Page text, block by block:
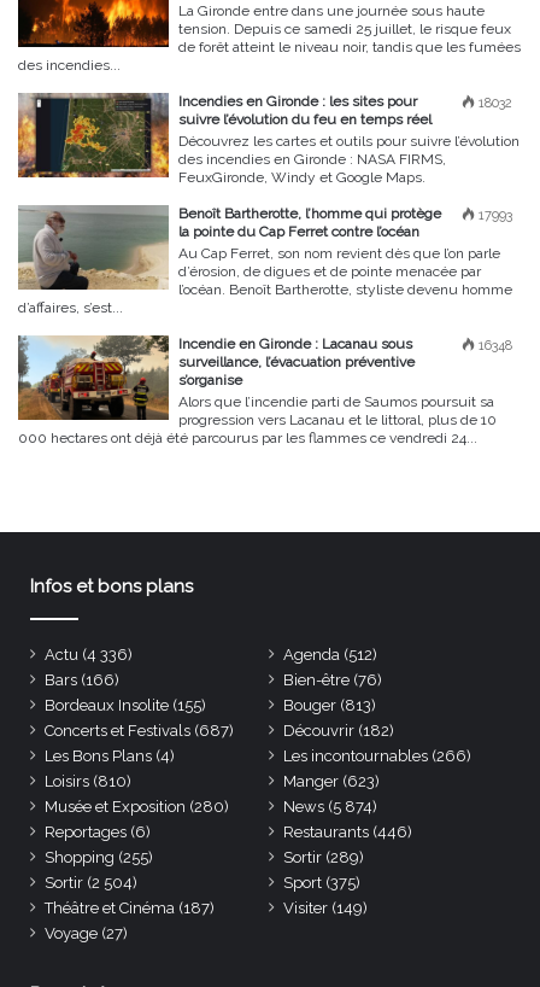
La Gironde entre dans une journée sous haute
tension. Depuis ce samedi 25 juillet, le risque feux
de forêt atteint le niveau noir, tandis que les fumées
des incendies...
18032
Incendies en Gironde : les sites pour
suivre l’évolution du feu en temps réel
Découvrez les cartes et outils pour suivre l’évolution
des incendies en Gironde : NASA FIRMS,
FeuxGironde, Windy et Google Maps.
17993
Benoît Bartherotte, l’homme qui protège
la pointe du Cap Ferret contre l’océan
Au Cap Ferret, son nom revient dès que l’on parle
d’érosion, de digues et de pointe menacée par
l’océan. Benoît Bartherotte, styliste devenu homme
d’affaires, s’est...
16348
Incendie en Gironde : Lacanau sous
surveillance, l’évacuation préventive
s’organise
Alors que l’incendie parti de Saumos poursuit sa
progression vers Lacanau et le littoral, plus de 10
000 hectares ont déjà été parcourus par les flammes ce vendredi 24...
Infos et bons plans
Actu (4 336) Agenda (512)
Bars (166) Bien-être (76)
Bordeaux Insolite (155) Bouger (813)
Concerts et Festivals (687) Découvrir (182)
Les Bons Plans (4) Les incontournables (266)
Loisirs (810) Manger (623)
Musée et Exposition (280) News (5 874)
Reportages (6) Restaurants (446)
Shopping (255) Sortir (289)
Sortir (2 504) Sport (375)
Théâtre et Cinéma (187) Visiter (149)
Voyage (27)